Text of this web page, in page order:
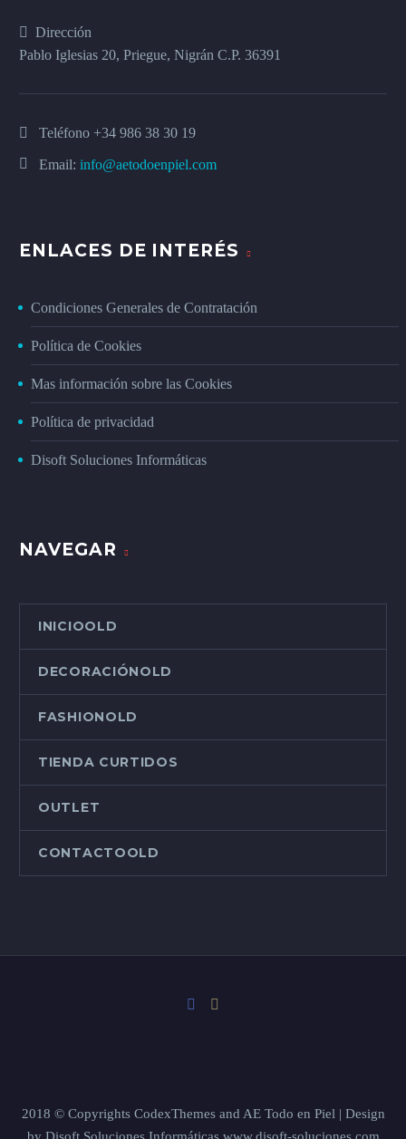
Dirección
Pablo Iglesias 20, Priegue, Nigrán C.P. 36391
Teléfono +34 986 38 30 19
Email: info@aetodoenpiel.com
ENLACES DE INTERÉS
Condiciones Generales de Contratación
Política de Cookies
Mas información sobre las Cookies
Política de privacidad
Disoft Soluciones Informáticas
NAVEGAR
INICIOOLD
DECORACIÓNOLD
FASHIONOLD
TIENDA CURTIDOS
OUTLET
CONTACTOOLD
2018 © Copyrights CodexThemes and AE Todo en Piel | Design
by Disoft Soluciones Informáticas www.disoft-soluciones.com